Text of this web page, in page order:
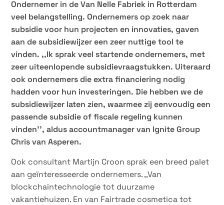
Ondernemer in de Van Nelle Fabriek in Rotterdam
veel belangstelling. Ondernemers op zoek naar
subsidie voor hun projecten en innovaties, gaven
aan de subsidiewijzer een zeer nuttige tool te
vinden. ,,Ik sprak veel startende ondernemers, met
zeer uiteenlopende subsidievraagstukken. Uiteraard
ook ondernemers die extra financiering nodig
hadden voor hun investeringen. Die hebben we de
subsidiewijzer laten zien, waarmee zij eenvoudig een
passende subsidie of fiscale regeling kunnen
vinden’’, aldus accountmanager van Ignite Group
Chris van Asperen.
Ook consultant Martijn Croon sprak een breed palet
aan geïnteresseerde ondernemers. ,,Van
blockchaintechnologie tot duurzame
vakantiehuizen. En van Fairtrade cosmetica tot